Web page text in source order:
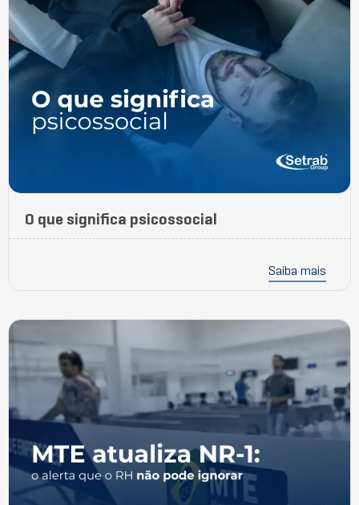
O que significa psicossocial
Saiba mais